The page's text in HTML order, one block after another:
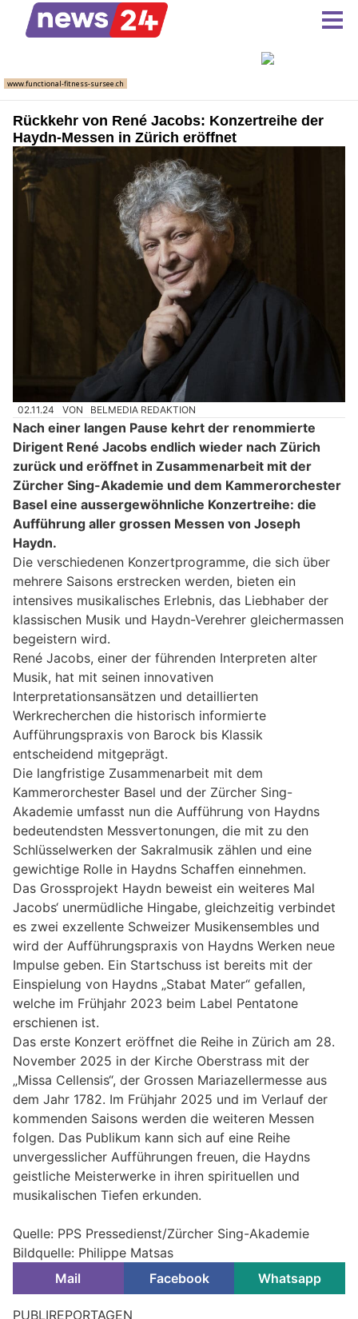
Rückkehr von René Jacobs: Konzertreihe der
Haydn-Messen in Zürich eröffnet
02.11.24 VON BELMEDIA REDAKTION
Nach einer langen Pause kehrt der renommierte
Dirigent René Jacobs endlich wieder nach Zürich
zurück und eröffnet in Zusammenarbeit mit der
Zürcher Sing-Akademie und dem Kammerorchester
Basel eine aussergewöhnliche Konzertreihe: die
Aufführung aller grossen Messen von Joseph
Haydn.
Die verschiedenen Konzertprogramme, die sich über
mehrere Saisons erstrecken werden, bieten ein
intensives musikalisches Erlebnis, das Liebhaber der
klassischen Musik und Haydn-Verehrer gleichermassen
begeistern wird.
René Jacobs, einer der führenden Interpreten alter
Musik, hat mit seinen innovativen
Interpretationsansätzen und detaillierten
Werkrecherchen die historisch informierte
Aufführungspraxis von Barock bis Klassik
entscheidend mitgeprägt.
Die langfristige Zusammenarbeit mit dem
Kammerorchester Basel und der Zürcher Sing-
Akademie umfasst nun die Aufführung von Haydns
bedeutendsten Messvertonungen, die mit zu den
Schlüsselwerken der Sakralmusik zählen und eine
gewichtige Rolle in Haydns Schaffen einnehmen.
Das Grossprojekt Haydn beweist ein weiteres Mal
Jacobs‘ unermüdliche Hingabe, gleichzeitig verbindet
es zwei exzellente Schweizer Musikensembles und
wird der Aufführungspraxis von Haydns Werken neue
Impulse geben. Ein Startschuss ist bereits mit der
Einspielung von Haydns „Stabat Mater“ gefallen,
welche im Frühjahr 2023 beim Label Pentatone
erschienen ist.
Das erste Konzert eröffnet die Reihe in Zürich am 28.
November 2025 in der Kirche Oberstrass mit der
„Missa Cellensis“, der Grossen Mariazellermesse aus
dem Jahr 1782. Im Frühjahr 2025 und im Verlauf der
kommenden Saisons werden die weiteren Messen
folgen. Das Publikum kann sich auf eine Reihe
unvergesslicher Aufführungen freuen, die Haydns
geistliche Meisterwerke in ihren spirituellen und
musikalischen Tiefen erkunden.
Quelle: PPS Pressedienst/Zürcher Sing-Akademie
Bildquelle: Philippe Matsas
Mail
Facebook Whatsapp